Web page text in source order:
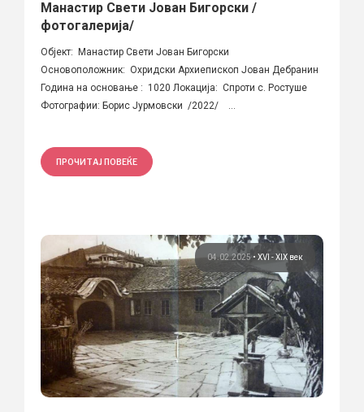
Манастир Свети Јован Бигорски /
фотогалерија/
Објект: Манастир Свети Јован Бигорски
Основоположник: Охридски Архиепископ Јован Дебранин
Година на основање : 1020 Локација: Спроти с. Ростуше
Фотографии: Борис Јурмовски /2022/ ...
ПРОЧИТАЈ ПОВЕЌЕ
04.02.2025• XVI - XIX век